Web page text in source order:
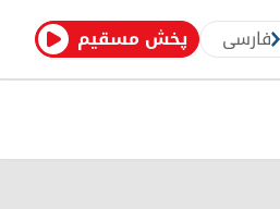
پخش مسقیم فارسی